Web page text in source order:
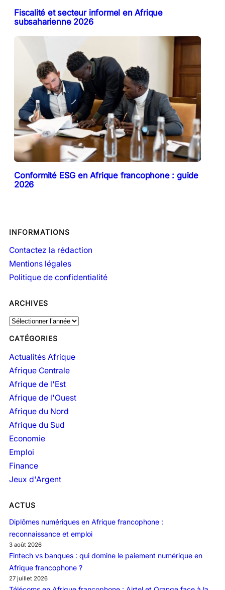
Fiscalité et secteur informel en Afrique
subsaharienne 2026
Conformité ESG en Afrique francophone : guide
2026
INFORMATIONS
Contactez la rédaction
Mentions légales
Politique de confidentialité
ARCHIVES
A
c
h
v
CATÉGORIES
Actualités Afrique
Afrique Centrale
Afrique de l'Est
Afrique de l'Ouest
Afrique du Nord
Afrique du Sud
Economie
Emploi
Finance
Jeux d'Argent
ACTUS
Diplômes numériques en Afrique francophone :
reconnaissance et emploi
3 août 2026
Fintech vs banques : qui domine le paiement numérique en
Afrique francophone ?
27 juillet 2026